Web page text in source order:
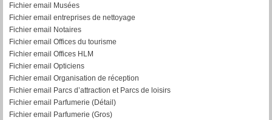
Fichier email Musées
Fichier email entreprises de nettoyage
Fichier email Notaires
Fichier email Offices du tourisme
Fichier email Offices HLM
Fichier email Opticiens
Fichier email Organisation de réception
Fichier email Parcs d’attraction et Parcs de loisirs
Fichier email Parfumerie (Détail)
Fichier email Parfumerie (Gros)